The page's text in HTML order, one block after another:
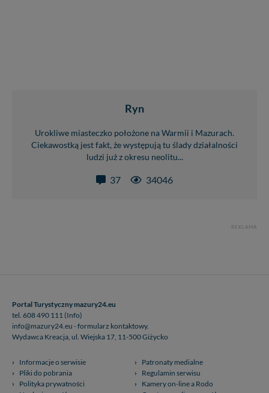
Ryn
Urokliwe miasteczko położone na Warmii i Mazurach.
Ciekawostką jest fakt, że występują tu ślady działalności
ludzi już z okresu neolitu...
37 34046
REKLAMA